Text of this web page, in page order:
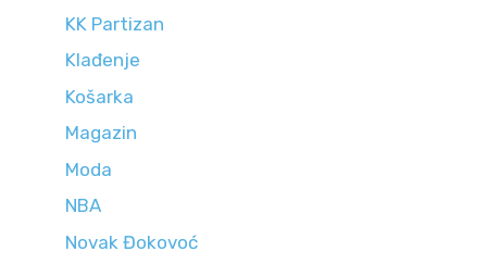
KK Partizan
Klađenje
Košarka
Magazin
Moda
NBA
Novak Đokovoć